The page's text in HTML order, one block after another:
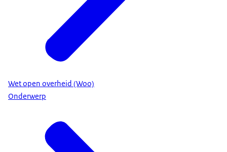
Wet open overheid (Woo)
Onderwerp